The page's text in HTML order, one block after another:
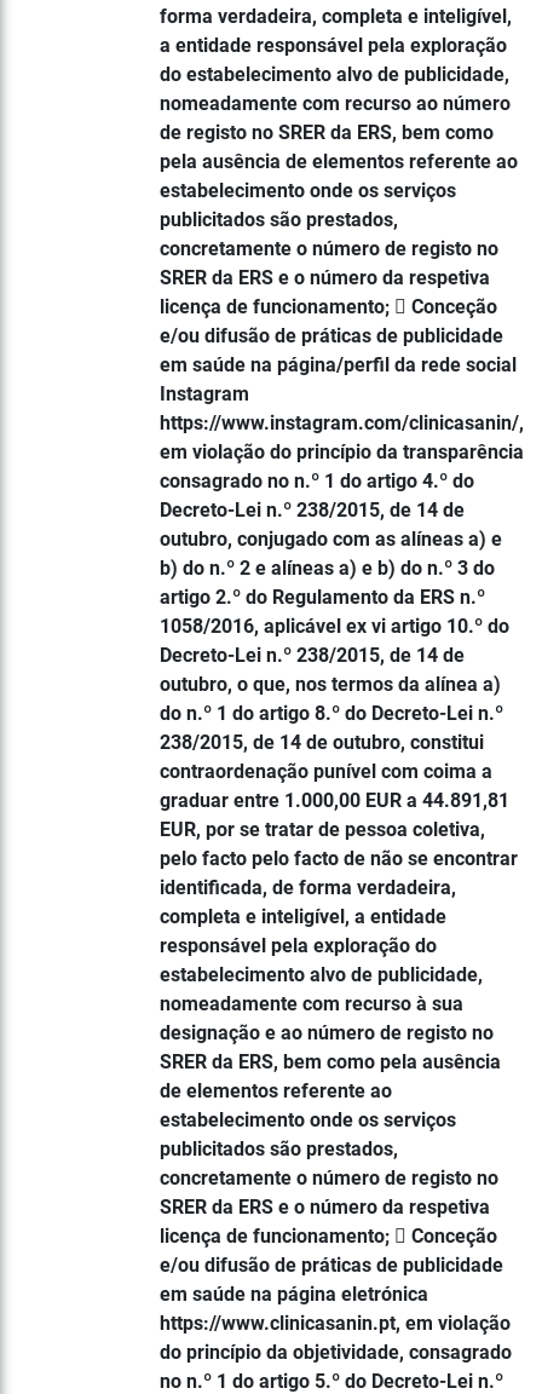
forma verdadeira, completa e inteligível,
a entidade responsável pela exploração
do estabelecimento alvo de publicidade,
nomeadamente com recurso ao número
de registo no SRER da ERS, bem como
pela ausência de elementos referente ao
estabelecimento onde os serviços
publicitados são prestados,
concretamente o número de registo no
SRER da ERS e o número da respetiva
licença de funcionamento;  Conceção
e/ou difusão de práticas de publicidade
em saúde na página/perfil da rede social
Instagram
https://www.instagram.com/clinicasanin/,
em violação do princípio da transparência
consagrado no n.º 1 do artigo 4.º do
Decreto-Lei n.º 238/2015, de 14 de
outubro, conjugado com as alíneas a) e
b) do n.º 2 e alíneas a) e b) do n.º 3 do
artigo 2.º do Regulamento da ERS n.º
1058/2016, aplicável ex vi artigo 10.º do
Decreto-Lei n.º 238/2015, de 14 de
outubro, o que, nos termos da alínea a)
do n.º 1 do artigo 8.º do Decreto-Lei n.º
238/2015, de 14 de outubro, constitui
contraordenação punível com coima a
graduar entre 1.000,00 EUR a 44.891,81
EUR, por se tratar de pessoa coletiva,
pelo facto pelo facto de não se encontrar
identificada, de forma verdadeira,
completa e inteligível, a entidade
responsável pela exploração do
estabelecimento alvo de publicidade,
nomeadamente com recurso à sua
designação e ao número de registo no
SRER da ERS, bem como pela ausência
de elementos referente ao
estabelecimento onde os serviços
publicitados são prestados,
concretamente o número de registo no
SRER da ERS e o número da respetiva
licença de funcionamento;  Conceção
e/ou difusão de práticas de publicidade
em saúde na página eletrónica
https://www.clinicasanin.pt, em violação
do princípio da objetividade, consagrado
no n.º 1 do artigo 5.º do Decreto-Lei n.º